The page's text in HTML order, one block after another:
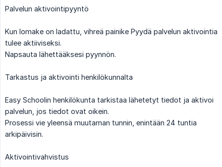
Palvelun aktivointipyyntö
Kun lomake on ladattu, vihreä painike Pyydä palvelun aktivointia
tulee aktiiviseksi.
Napsauta lähettääksesi pyynnön.
Tarkastus ja aktivointi henkilökunnalta
Easy Schoolin henkilökunta tarkistaa lähetetyt tiedot ja aktivoi
palvelun, jos tiedot ovat oikein.
Prosessi vie yleensä muutaman tunnin, enintään 24 tuntia
arkipäivisin.
Aktivointivahvistus